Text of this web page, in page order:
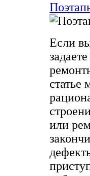
Если
статье
или